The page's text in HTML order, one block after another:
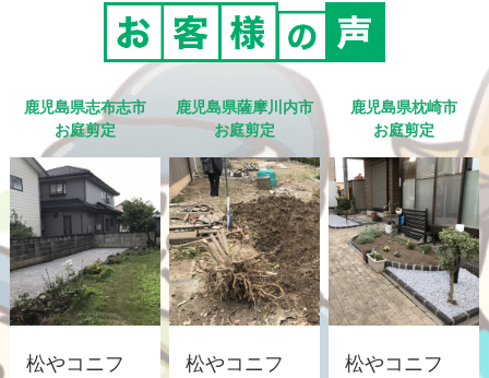
鹿児島県志布志市
お庭剪定
松やコニフ
鹿児島県薩摩川内市
お庭剪定
松やコニフ
鹿児島県枕崎市
お庭剪定
松やコニフ